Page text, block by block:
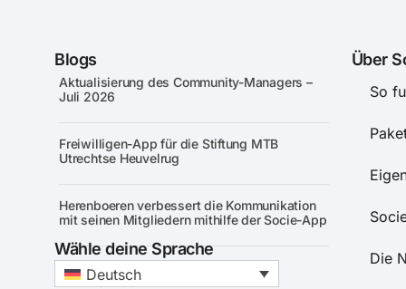
Blogs
Aktualisierung des Community-Managers –
Juli 2026
Freiwilligen-App für die Stiftung MTB
Utrechtse Heuvelrug
Herenboeren verbessert die Kommunikation
mit seinen Mitgliedern mithilfe der Socie-App
Wähle deine Sprache
Deutsch
Über
So
Die